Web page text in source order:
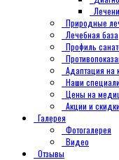
Природные
Лечебная база
Профиль
Адаптация на
Наши
Цены на
Акции и скидки
Галерея
Фотогалерея
Видео
Отзывы